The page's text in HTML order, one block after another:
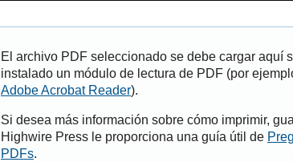
El archivo PDF seleccionado se debe cargar aquí
instalado un módulo de lectura de PDF (por
Adobe Acrobat Reader).
Si desea más información sobre cómo imprimir,
Highwire Press le proporciona una guía útil de
PDFs.